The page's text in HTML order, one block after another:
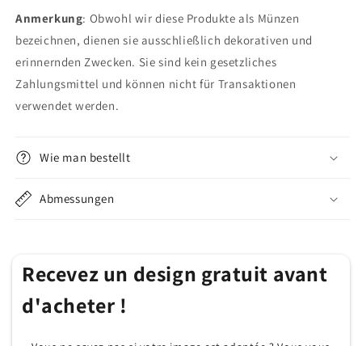
Anmerkung: Obwohl wir diese Produkte als Münzen
bezeichnen, dienen sie ausschließlich dekorativen und
erinnernden Zwecken. Sie sind kein gesetzliches
Zahlungsmittel und können nicht für Transaktionen
verwendet werden.
Wie man bestellt
Abmessungen
Recevez un design gratuit avant
d'acheter !